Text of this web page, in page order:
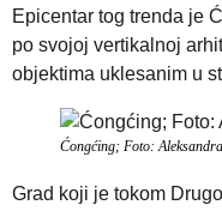
Epicentar tog trenda je
po svojoj vertikalnoj
objektima uklesanim u
Ćongćing; Foto:
Grad koji je tokom